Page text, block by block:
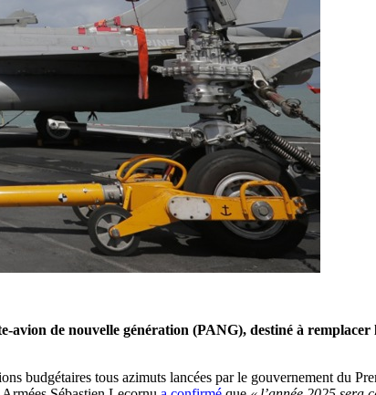
avion de nouvelle génération (PANG), destiné à
budgétaires tous azimuts lancées par le gouvernement du